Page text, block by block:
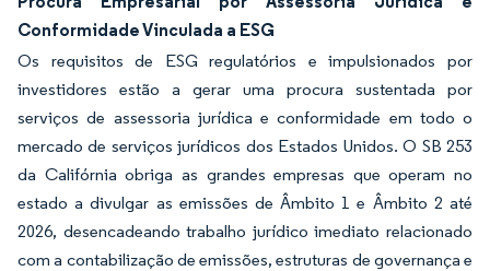
Conformidade Vinculada a ESG
Os requisitos de ESG regulatórios e impulsionados por
investidores estão a gerar uma procura sustentada por
serviços de assessoria jurídica e conformidade em todo o
mercado de serviços jurídicos dos Estados Unidos. O SB 253
da Califórnia obriga as grandes empresas que operam no
estado a divulgar as emissões de Âmbito 1 e Âmbito 2 até
2026, desencadeando trabalho jurídico imediato relacionado
com a contabilização de emissões, estruturas de governança e